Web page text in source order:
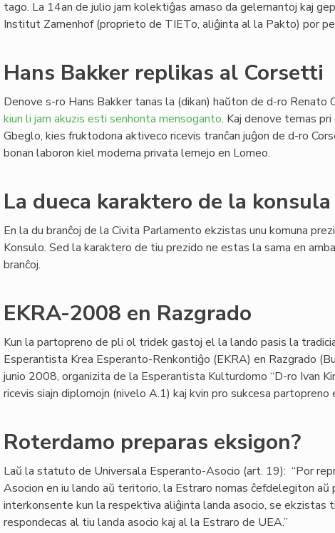
tago. La 14an de julio jam kolektiĝas amaso da gelernantoj kaj
Institut Zamenhof (proprieto de TIETo, aliĝinta al la Pakto) por
Hans Bakker replikas al Corsetti
Denove s-ro Hans Bakker tanas la (dikan) haŭton de d-ro Renato
kiun li jam akuzis esti senhonta mensoganto. Kaj denove temas
Gbeglo, kies fruktodona aktiveco ricevis tranĉan juĝon de d-ro
bonan laboron kiel moderna privata lernejo en Lomeo.
La dueca karaktero de la
En la du branĉoj de la Civita Parlamento ekzistas unu komuna
Konsulo. Sed la karaktero de tiu prezido ne estas la sama en
branĉoj.
EKRA-2008 en Razgrado
Kun la partopreno de pli ol tridek gastoj el la lando pasis la
Esperantista Krea Esperanto-Renkontiĝo (EKRA) en Razgrado
junio 2008, organizita de la Esperantista Kulturdomo “D-ro Ivan
ricevis siajn diplomojn (nivelo A.1) kaj kvin pro sukcesa
Roterdamo preparas eksigon?
Laŭ la statuto de Universala Esperanto-Asocio (art. 19): “Por
Asocion en iu lando aŭ teritorio, la Estraro nomas ĉefdelegiton aŭ
interkonsente kun la respektiva aliĝinta landa asocio, se ekzistas
respondecas al tiu landa asocio kaj al la Estraro de UEA.”